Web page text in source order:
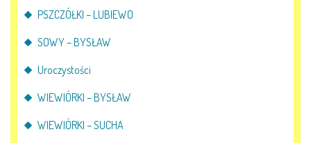
PSZCZÓŁKI – LUBIEWO
SOWY – BYSŁAW
Uroczystości
WIEWIÓRKI – BYSŁAW
WIEWIÓRKI – SUCHA